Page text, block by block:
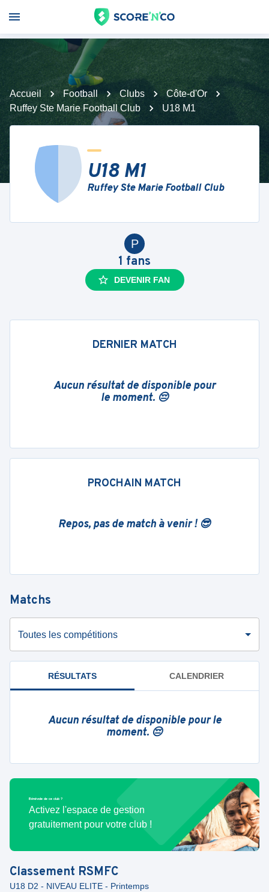
Accueil Football Clubs
Côte-d'Or
Ruffey Ste Marie Football Club
U18 M1
U18 M1
Ruffey Ste Marie Football Club
P
1 fans
DEVENIR FAN
DERNIER MATCH
Aucun résultat de disponible pour
le moment. 😔
PROCHAIN MATCH
Repos, pas de match à venir ! 😎
Matchs
Toutes les compétitions
RÉSULTATS CALENDRIER
Aucun résultat de disponible pour le
moment. 😔
Bénévole de ce club ?
Activez l'espace de gestion
gratuitement pour votre club !
Classement RSMFC
U18 D2 - NIVEAU ELITE - Printemps